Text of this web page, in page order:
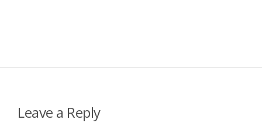
Leave a Reply